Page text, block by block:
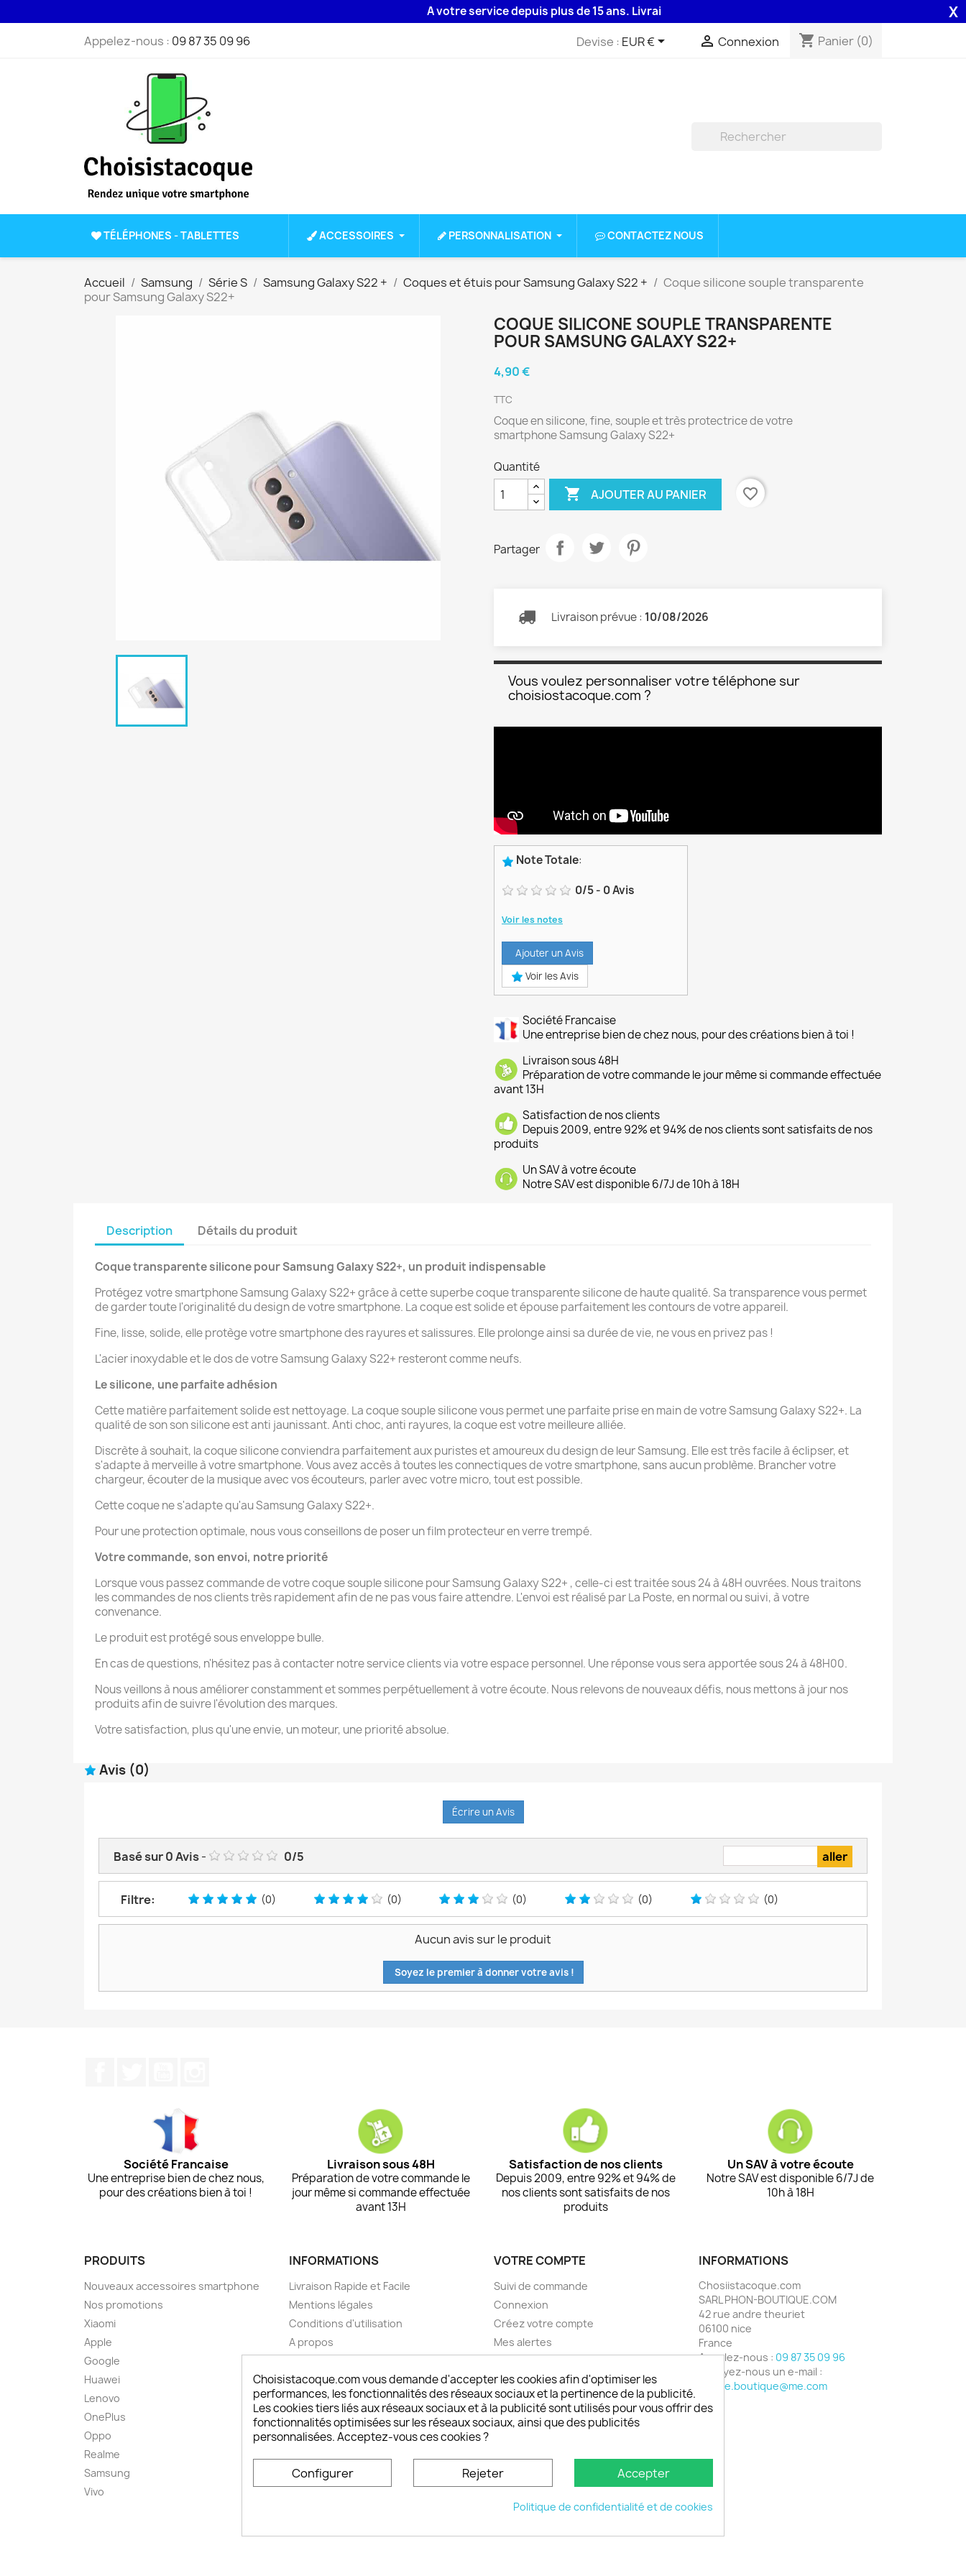
A votre service depuis plus de 15 ans. Livraison 48H assurée par la Poste . X
Appelez-nous : 09 87 35 09 96 Devise : EUR €  Connexion shopping_cart Panier (0)
TÉLÉPHONES - TABLETTES ACCESSOIRES PERSONNALISATION CONTACTEZ NOUS
Accueil Samsung Série S Samsung Galaxy S22 + Coques et étuis pour Samsung Galaxy S22 +
Coque silicone souple transparente
pour Samsung Galaxy S22+
COQUE SILICONE SOUPLE TRANSPARENTE
POUR SAMSUNG GALAXY S22+
4,90 €
TTC
Coque en silicone, fine, souple et très protectrice de votre
smartphone Samsung Galaxy S22+
Quantité
 AJOUTER AU PANIER favorite_border
Partager
Livraison prévue : 10/08/2026
Vous voulez personnaliser votre téléphone sur
choisiostacoque.com ?
Note Totale:
0/5- 0Avis
Voir les notes
Ajouter un Avis
Voir les Avis
Société Francaise
Une entreprise bien de chez nous, pour des créations bien à toi !
Livraison sous 48H
Préparation de votre commande le jour même si commande effectuée
avant 13H
Satisfaction de nos clients
Depuis 2009, entre 92% et 94% de nos clients sont satisfaits de nos
produits
Un SAV à votre écoute
Notre SAV est disponible 6/7J de 10h à 18H
Description Détails du produit
Coque transparente silicone pour Samsung Galaxy S22+, un produit indispensable
Protégez votre smartphone Samsung Galaxy S22+ grâce à cette superbe coque transparente silicone de haute qualité. Sa transparence vous permet
de garder toute l'originalité du design de votre smartphone. La coque est solide et épouse parfaitement les contours de votre appareil.
Fine, lisse, solide, elle protège votre smartphone des rayures et salissures. Elle prolonge ainsi sa durée de vie, ne vous en privez pas !
L'acier inoxydable et le dos de votre Samsung Galaxy S22+ resteront comme neufs.
Le silicone, une parfaite adhésion
Cette matière parfaitement solide est nettoyage. La coque souple silicone vous permet une parfaite prise en main de votre Samsung Galaxy S22+. La
qualité de son son silicone est anti jaunissant. Anti choc, anti rayures, la coque est votre meilleure alliée.
Discrète à souhait, la coque silicone conviendra parfaitement aux puristes et amoureux du design de leur Samsung. Elle est très facile à éclipser, et
s'adapte à merveille à votre smartphone. Vous avez accès à toutes les connectiques de votre smartphone, sans aucun problème. Brancher votre
chargeur, écouter de la musique avec vos écouteurs, parler avec votre micro, tout est possible.
Cette coque ne s'adapte qu'au Samsung Galaxy S22+.
Pour une protection optimale, nous vous conseillons de poser un film protecteur en verre trempé.
Votre commande, son envoi, notre priorité
Lorsque vous passez commande de votre coque souple silicone pour Samsung Galaxy S22+ , celle-ci est traitée sous 24 à 48H ouvrées. Nous traitons
les commandes de nos clients très rapidement afin de ne pas vous faire attendre. L'envoi est réalisé par La Poste, en normal ou suivi, à votre
convenance.
Le produit est protégé sous enveloppe bulle.
En cas de questions, n'hésitez pas à contacter notre service clients via votre espace personnel. Une réponse vous sera apportée sous 24 à 48H00.
Nous veillons à nous améliorer constamment et sommes perpétuellement à votre écoute. Nous relevons de nouveaux défis, nous mettons à jour nos
produits afin de suivre l'évolution des marques.
Votre satisfaction, plus qu'une envie, un moteur, une priorité absolue.
Avis (0)
Écrire un Avis
Basé sur0Avis- 0/5
Filtre: (0) (0) (0) (0) (0)
Aucun avis sur le produit
Soyez le premier à donner votre avis !
Société Francaise
Une entreprise bien de chez nous,
pour des créations bien à toi !
Livraison sous 48H
Préparation de votre commande le
jour même si commande effectuée
avant 13H
Satisfaction de nos clients
Depuis 2009, entre 92% et 94% de
nos clients sont satisfaits de nos
produits
Un SAV à votre écoute
Notre SAV est disponible 6/7J de
10h à 18H
PRODUITS
Nouveaux accessoires smartphone
Nos promotions
Xiaomi
Apple
Google
Huawei
Lenovo
OnePlus
Oppo
Realme
Samsung
Vivo
INFORMATIONS
Livraison Rapide et Facile
Mentions légales
Conditions d'utilisation
A propos
Retours et remboursements
Livraison DOM TOM et outremer
FAQ choisistacoque
Comment personnaliser son
Contactez-nous
Plan du site
VOTRE COMPTE
Suivi de commande
Connexion
Créez votre compte
Mes alertes
INFORMATIONS
Chosiistacoque.com
SARL PHON-BOUTIQUE.COM
42 rue andre theuriet
06100 nice
France
Appelez-nous : 09 87 35 09 96
Envoyez-nous un e-mail :
phone.boutique@me.com
© 2026 - choisistacoque.com
Choisistacoque.com vous demande d'accepter les cookies afin d'optimiser les
performances, les fonctionnalités des réseaux sociaux et la pertinence de la publicité.
Les cookies tiers liés aux réseaux sociaux et à la publicité sont utilisés pour vous offrir des
fonctionnalités optimisées sur les réseaux sociaux, ainsi que des publicités
personnalisées. Acceptez-vous ces cookies ?
Configurer Rejeter Accepter
Politique de confidentialité et de cookies